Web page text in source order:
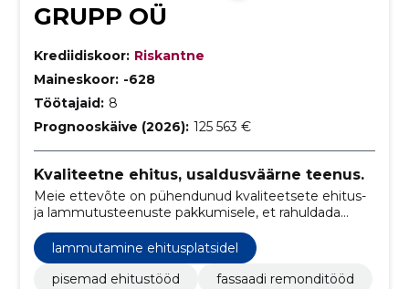
GRUPP OÜ
Krediidiskoor: Riskantne
Maineskoor: -628
Töötajaid: 8
Prognooskäive (2026): 125 563 €
Kvaliteetne ehitus, usaldusväärne teenus.
Meie ettevõte on pühendunud kvaliteetsete ehitus-
ja lammutusteenuste pakkumisele, et rahuldada
klientide vajadusi igasugustes projektides.
lammutamine ehitusplatsidel
pisemad ehitustööd
fassaadi remonditööd